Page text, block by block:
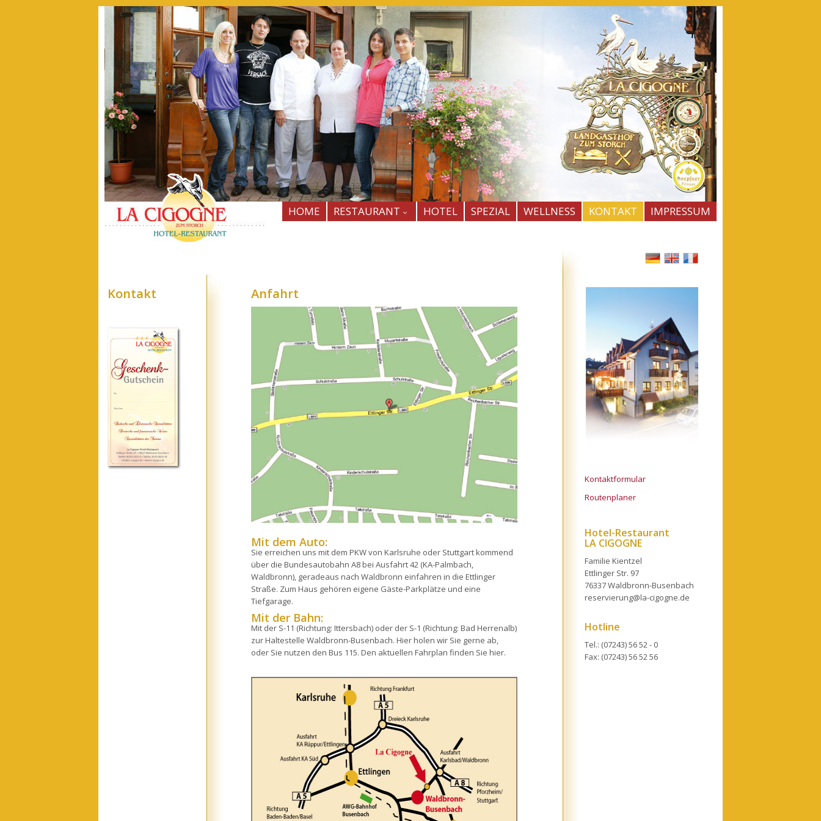
HOME RESTAURANT HOTEL SPEZIAL WELLNESS KONTAKT IMPRESSUM
Kontakt Anfahrt
Mit dem Auto:
Sie erreichen uns mit dem PKW von Karlsruhe oder Stuttgart kommend
über die Bundesautobahn A8 bei Ausfahrt 42 (KA-Palmbach,
Waldbronn), geradeaus nach Waldbronn einfahren in die Ettlinger
Straße. Zum Haus gehören eigene Gäste-Parkplätze und eine
Tiefgarage.
Mit der Bahn:
Mit der S-11 (Richtung: Ittersbach) oder der S-1 (Richtung: Bad Herrenalb)
zur Haltestelle Waldbronn-Busenbach. Hier holen wir Sie gerne ab,
oder Sie nutzen den Bus 115. Den aktuellen Fahrplan finden Sie hier.
Kontaktformular
Routenplaner
Hotel-Restaurant
LA CIGOGNE
Familie Kientzel
Ettlinger Str. 97
76337 Waldbronn-Busenbach
reservierung@la-cigogne.de
Hotline
Tel.: (07243) 56 52 - 0
Fax: (07243) 56 52 56